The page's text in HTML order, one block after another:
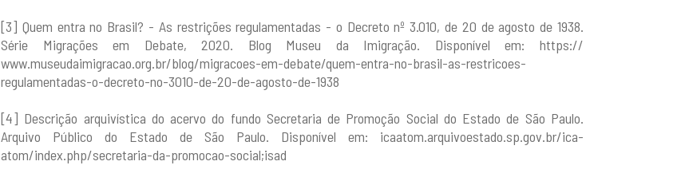
[3] Quem entra no Brasil? - As restrições regulamentadas - o Decreto nº 3.010, de 20 de agosto de 1938.
Série Migrações em Debate, 2020. Blog Museu da Imigração. Disponível em: https://
www.museudaimigracao.org.br/blog/migracoes-em-debate/quem-entra-no-brasil-as-restricoes-
regulamentadas-o-decreto-no-3010-de-20-de-agosto-de-1938
[4] Descrição arquivística do acervo do fundo Secretaria de Promoção Social do Estado de São Paulo.
Arquivo Público do Estado de São Paulo. Disponível em: icaatom.arquivoestado.sp.gov.br/ica-
atom/index.php/secretaria-da-promocao-social;isad